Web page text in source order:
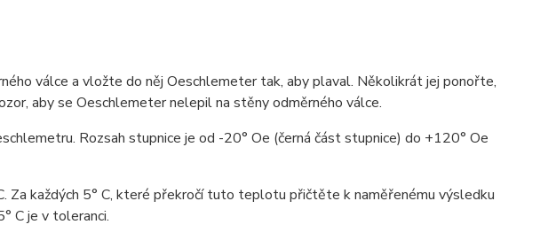
válce a vložte do něj Oeschlemeter tak, aby plaval. Několikrát jej ponořte,
aby se Oeschlemeter nelepil na stěny odměrného válce.
Rozsah stupnice je od -20° Oe (černá část stupnice) do +120° Oe
každých 5° C, které překročí tuto teplotu přičtěte k naměřenému výsledku
C je v toleranci.